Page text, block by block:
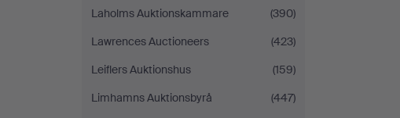
Laholms Auktionskammare
(390)
Lawrences Auctioneers
(423)
Leiflers Auktionshus
(159)
Limhamns Auktionsbyrå
(447)